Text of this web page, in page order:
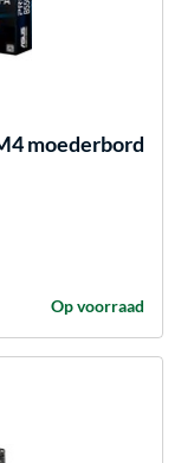
moederbord
Op voorraad